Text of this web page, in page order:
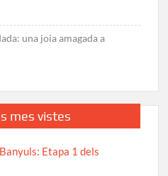
una joia amagada a
mes vistes
Etapa 1 dels